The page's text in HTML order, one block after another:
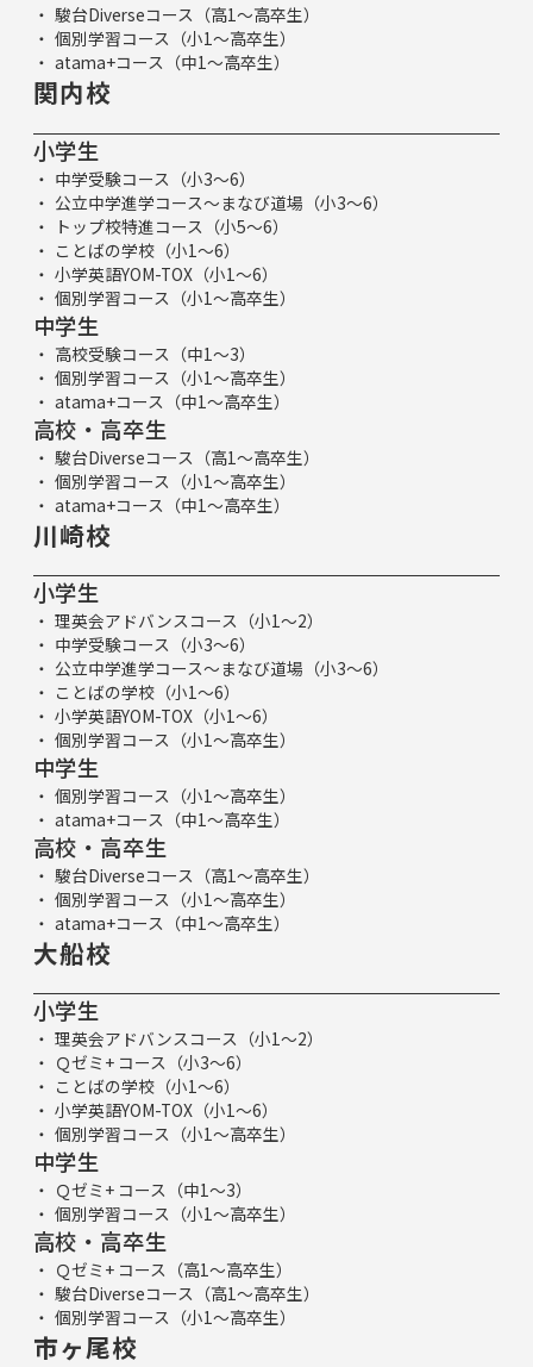
駿台Diverseコース（高1～高卒生）
個別学習コース（小1～高卒生）
atama+コース（中1～高卒生）
関内校
小学生
中学受験コース（小3～6）
公立中学進学コース～まなび道場（小3～6）
トップ校特進コース（小5～6）
ことばの学校（小1～6）
小学英語YOM-TOX（小1～6）
個別学習コース（小1～高卒生）
中学生
高校受験コース（中1～3）
個別学習コース（小1～高卒生）
atama+コース（中1～高卒生）
高校・高卒生
駿台Diverseコース（高1～高卒生）
個別学習コース（小1～高卒生）
atama+コース（中1～高卒生）
川崎校
小学生
理英会アドバンスコース（小1～2）
中学受験コース（小3～6）
公立中学進学コース～まなび道場（小3～6）
ことばの学校（小1～6）
小学英語YOM-TOX（小1～6）
個別学習コース（小1～高卒生）
中学生
個別学習コース（小1～高卒生）
atama+コース（中1～高卒生）
高校・高卒生
駿台Diverseコース（高1～高卒生）
個別学習コース（小1～高卒生）
atama+コース（中1～高卒生）
大船校
小学生
理英会アドバンスコース（小1～2）
Ｑゼミ+ コース（小3～6）
ことばの学校（小1～6）
小学英語YOM-TOX（小1～6）
個別学習コース（小1～高卒生）
中学生
Ｑゼミ+ コース（中1～3）
個別学習コース（小1～高卒生）
高校・高卒生
Ｑゼミ+ コース（高1～高卒生）
駿台Diverseコース（高1～高卒生）
個別学習コース（小1～高卒生）
市ヶ尾校